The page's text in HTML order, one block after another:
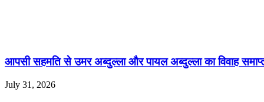
आपसी सहमति से उमर अब्दुल्ला और पायल अब्दुल्ला का विवाह
July 31, 2026